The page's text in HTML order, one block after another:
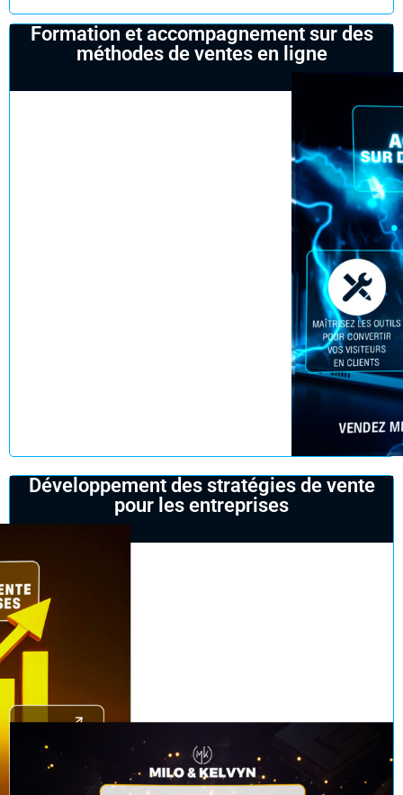
Formation et accompagnement sur des
méthodes de ventes en ligne
Développement des stratégies de vente
pour les entreprises